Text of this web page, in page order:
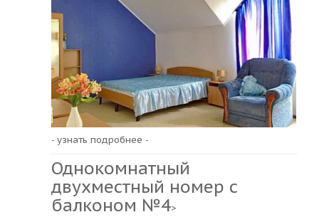
- узнать подробнее -
Однокомнатный
двухместный номер с
балконом №4>